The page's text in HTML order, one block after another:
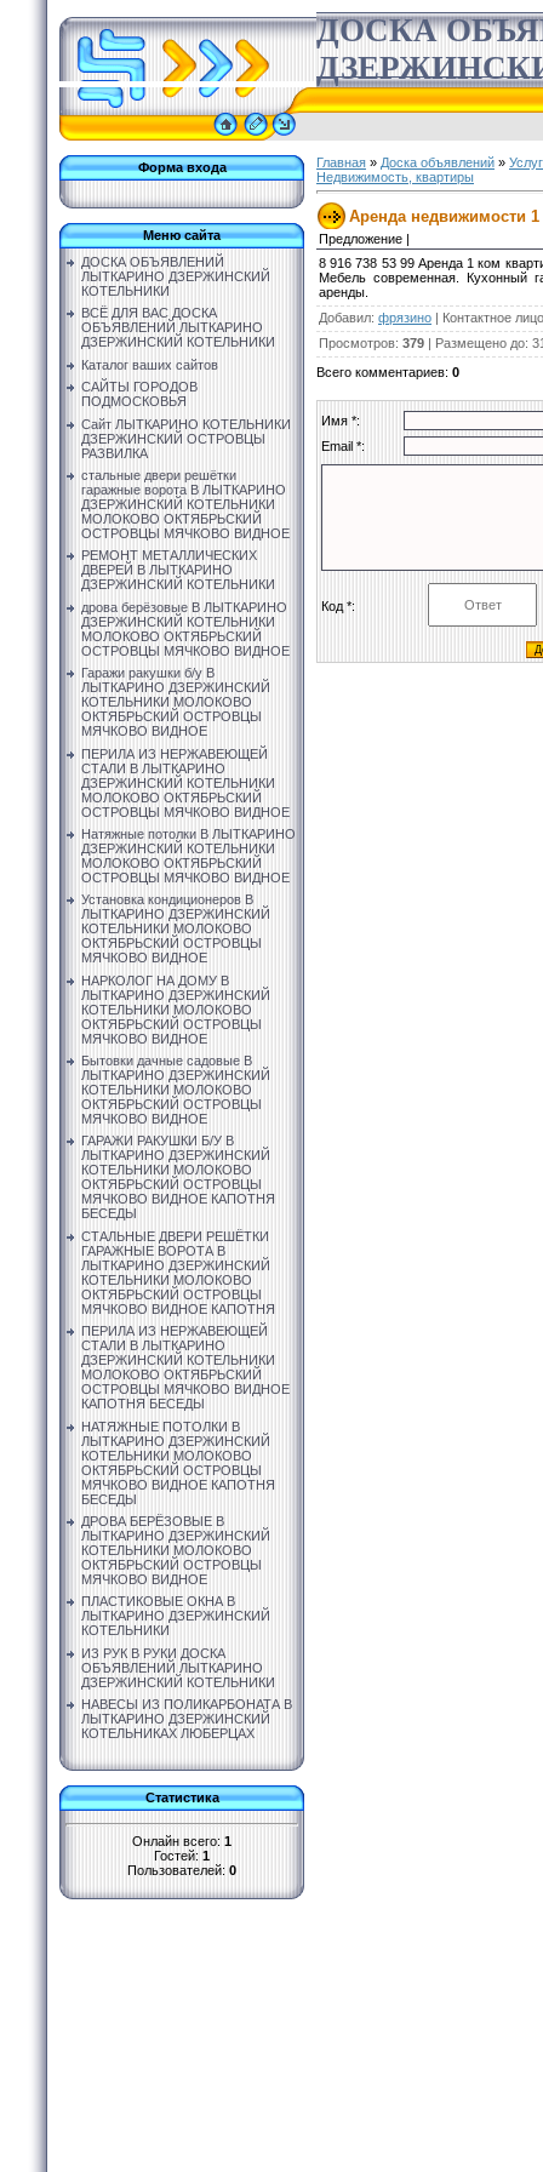
ДОСКА
Форма входа
Меню сайта
ДОСКА ОБЪЯВЛЕНИЙ
ЛЫТКАРИНО ДЗЕРЖИНСКИЙ
КОТЕЛЬНИКИ
ВСЁ ДЛЯ ВАС ДОСКА
ОБЪЯВЛЕНИЙ ЛЫТКАРИНО
ДЗЕРЖИНСКИЙ КОТЕЛЬНИКИ
Каталог ваших сайтов
САЙТЫ ГОРОДОВ
ПОДМОСКОВЬЯ
Сайт ЛЫТКАРИНО КОТЕЛЬНИКИ
ДЗЕРЖИНСКИЙ ОСТРОВЦЫ
РАЗВИЛКА
стальные двери решётки
гаражные ворота В ЛЫТКАРИНО
ДЗЕРЖИНСКИЙ КОТЕЛЬНИКИ
МОЛОКОВО ОКТЯБРЬСКИЙ
ОСТРОВЦЫ МЯЧКОВО ВИДНОЕ
РЕМОНТ МЕТАЛЛИЧЕСКИХ
ДВЕРЕЙ В ЛЫТКАРИНО
ДЗЕРЖИНСКИЙ КОТЕЛЬНИКИ
дрова берёзовые В ЛЫТКАРИНО
ДЗЕРЖИНСКИЙ КОТЕЛЬНИКИ
МОЛОКОВО ОКТЯБРЬСКИЙ
ОСТРОВЦЫ МЯЧКОВО ВИДНОЕ
Гаражи ракушки б/у В
ЛЫТКАРИНО ДЗЕРЖИНСКИЙ
КОТЕЛЬНИКИ МОЛОКОВО
ОКТЯБРЬСКИЙ ОСТРОВЦЫ
МЯЧКОВО ВИДНОЕ
ПЕРИЛА ИЗ НЕРЖАВЕЮЩЕЙ
СТАЛИ В ЛЫТКАРИНО
ДЗЕРЖИНСКИЙ КОТЕЛЬНИКИ
МОЛОКОВО ОКТЯБРЬСКИЙ
ОСТРОВЦЫ МЯЧКОВО ВИДНОЕ
Натяжные потолки В ЛЫТКАРИНО
ДЗЕРЖИНСКИЙ КОТЕЛЬНИКИ
МОЛОКОВО ОКТЯБРЬСКИЙ
ОСТРОВЦЫ МЯЧКОВО ВИДНОЕ
Установка кондиционеров В
ЛЫТКАРИНО ДЗЕРЖИНСКИЙ
КОТЕЛЬНИКИ МОЛОКОВО
ОКТЯБРЬСКИЙ ОСТРОВЦЫ
МЯЧКОВО ВИДНОЕ
НАРКОЛОГ НА ДОМУ В
ЛЫТКАРИНО ДЗЕРЖИНСКИЙ
КОТЕЛЬНИКИ МОЛОКОВО
ОКТЯБРЬСКИЙ ОСТРОВЦЫ
МЯЧКОВО ВИДНОЕ
Бытовки дачные садовые В
ЛЫТКАРИНО ДЗЕРЖИНСКИЙ
КОТЕЛЬНИКИ МОЛОКОВО
ОКТЯБРЬСКИЙ ОСТРОВЦЫ
МЯЧКОВО ВИДНОЕ
ГАРАЖИ РАКУШКИ Б/У В
ЛЫТКАРИНО ДЗЕРЖИНСКИЙ
КОТЕЛЬНИКИ МОЛОКОВО
ОКТЯБРЬСКИЙ ОСТРОВЦЫ
МЯЧКОВО ВИДНОЕ КАПОТНЯ
БЕСЕДЫ
СТАЛЬНЫЕ ДВЕРИ РЕШЁТКИ
ГАРАЖНЫЕ ВОРОТА В
ЛЫТКАРИНО ДЗЕРЖИНСКИЙ
КОТЕЛЬНИКИ МОЛОКОВО
ОКТЯБРЬСКИЙ ОСТРОВЦЫ
МЯЧКОВО ВИДНОЕ КАПОТНЯ
ПЕРИЛА ИЗ НЕРЖАВЕЮЩЕЙ
СТАЛИ В ЛЫТКАРИНО
ДЗЕРЖИНСКИЙ КОТЕЛЬНИКИ
МОЛОКОВО ОКТЯБРЬСКИЙ
ОСТРОВЦЫ МЯЧКОВО ВИДНОЕ
КАПОТНЯ БЕСЕДЫ
НАТЯЖНЫЕ ПОТОЛКИ В
ЛЫТКАРИНО ДЗЕРЖИНСКИЙ
КОТЕЛЬНИКИ МОЛОКОВО
ОКТЯБРЬСКИЙ ОСТРОВЦЫ
МЯЧКОВО ВИДНОЕ КАПОТНЯ
БЕСЕДЫ
ДРОВА БЕРЁЗОВЫЕ В
ЛЫТКАРИНО ДЗЕРЖИНСКИЙ
КОТЕЛЬНИКИ МОЛОКОВО
ОКТЯБРЬСКИЙ ОСТРОВЦЫ
МЯЧКОВО ВИДНОЕ
ПЛАСТИКОВЫЕ ОКНА В
ЛЫТКАРИНО ДЗЕРЖИНСКИЙ
КОТЕЛЬНИКИ
ИЗ РУК В РУКИ ДОСКА
ОБЪЯВЛЕНИЙ ЛЫТКАРИНО
ДЗЕРЖИНСКИЙ КОТЕЛЬНИКИ
НАВЕСЫ ИЗ ПОЛИКАРБОНАТА В
ЛЫТКАРИНО ДЗЕРЖИНСКИЙ
КОТЕЛЬНИКАХ ЛЮБЕРЦАХ
Статистика
Онлайн всего: 1
Гостей: 1
Пользователей: 0
Главная » Доска объявлений »
Недвижимость, квартиры
Аренда недвижимости
Предложение |
8 916 738 53 99 Аренда 1 ком
Мебель современная. Кухонный
аренды.
Добавил: фрязино | Контактное лицо
Просмотров: 379 | Размещено до:
Всего комментариев: 0
Имя *:
Email *:
Код *: